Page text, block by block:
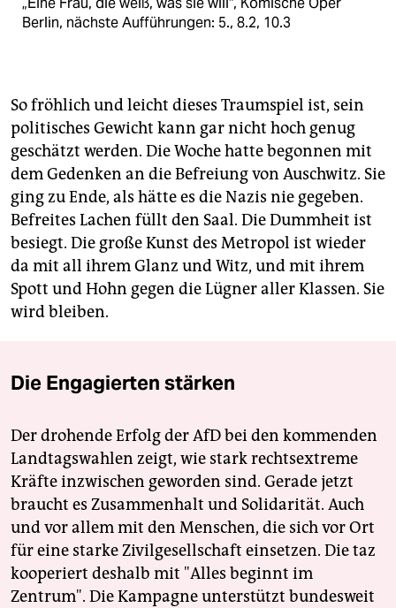
Berlin, nächste Aufführungen: 5., 8.2, 10.3
So fröhlich und leicht dieses Traumspiel ist, sein
politisches Gewicht kann gar nicht hoch genug
geschätzt werden. Die Woche hatte begonnen mit
dem Gedenken an die Befreiung von Auschwitz. Sie
ging zu Ende, als hätte es die Nazis nie gegeben.
Befreites Lachen füllt den Saal. Die Dummheit ist
besiegt. Die große Kunst des Metropol ist wieder
da mit all ihrem Glanz und Witz, und mit ihrem
Spott und Hohn gegen die Lügner aller Klassen. Sie
wird bleiben.
Die Engagierten stärken
Der drohende Erfolg der AfD bei den kommenden
Landtagswahlen zeigt, wie stark rechtsextreme
Kräfte inzwischen geworden sind. Gerade jetzt
braucht es Zusammenhalt und Solidarität. Auch
und vor allem mit den Menschen, die sich vor Ort
für eine starke Zivilgesellschaft einsetzen. Die taz
kooperiert deshalb mit "Alles beginnt im
Zentrum". Die Kampagne unterstützt bundesweit